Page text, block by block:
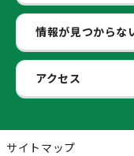
情報が見つからな
アクセス
サイトマップ